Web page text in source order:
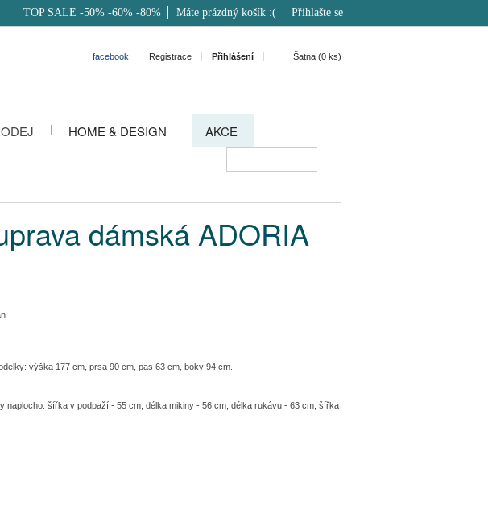
TOP SALE -50% -60% -80% Máte prázdný košík :( Přihlašte se
facebook Registrace Přihlášení Šatna (0 ks)
HOME & DESIGN AKCE
dámská ADORIA
výška 177 cm, prsa 90 cm, pas 63 cm, boky 94 cm.
naplocho: šířka v podpaží - 55 cm, délka mikiny - 56 cm, délka rukávu - 63 cm, šířka